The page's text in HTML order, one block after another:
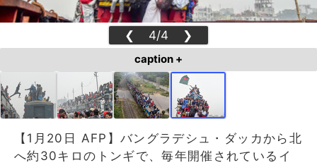
❮ 4/4 ❯
caption +
【1月20日 AFP】バングラデシュ・ダッカから北
へ約30キロのトンギで、毎年開催されているイ